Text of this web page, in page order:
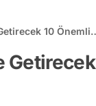
10 Önemli
Getirecek